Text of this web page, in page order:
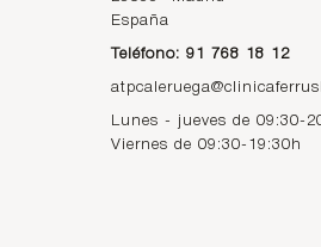
España
Teléfono: 91 768 18 12
Lunes - jueves de 09:30-
Viernes de 09:30-19:30h